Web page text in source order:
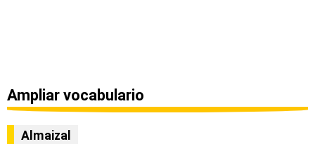
Ampliar vocabulario
Almaizal